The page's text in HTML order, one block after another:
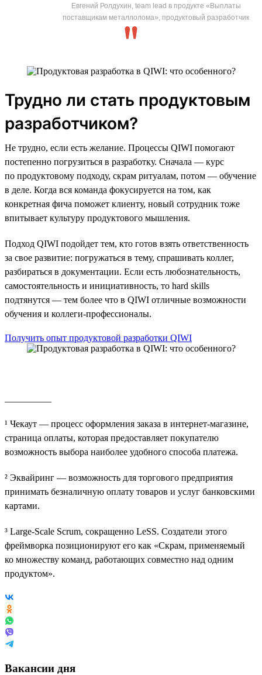
Евгений Ролдухин, team lead в продукте «Выплаты
поставщикам металлолома», продуктовый разработчик
Трудно ли стать продуктовым
разработчиком?
Не трудно, если есть желание. Процессы QIWI помогают
постепенно погрузиться в разработку. Сначала — курс
по продуктовому подходу, скрам ритуалам, потом — обучение
в деле. Когда вся команда фокусируется на том, как
конкретная фича поможет клиенту, новый сотрудник тоже
впитывает культуру продуктового мышления.
Подход QIWI подойдет тем, кто готов взять ответственность
за свое развитие: погружаться в тему, спрашивать коллег,
разбираться в документации. Если есть любознательность,
самостоятельность и инициативность, то hard skills
подтянутся — тем более что в QIWI отличные возможности
обучения и коллеги-профессионалы.
Получить опыт продуктовой разработки QIWI
¹ Чекаут — процесс оформления заказа в интернет-магазине,
страница оплаты, которая предоставляет покупателю
возможность выбора наиболее удобного способа платежа.
² Эквайринг — возможность для торгового предприятия
принимать безналичную оплату товаров и услуг банковскими
картами.
³ Large-Scale Scrum, сокращенно LeSS. Создатели этого
фреймворка позиционируют его как «Скрам, применяемый
ко множеству команд, работающих совместно над одним
продуктом».
Вакансии дня